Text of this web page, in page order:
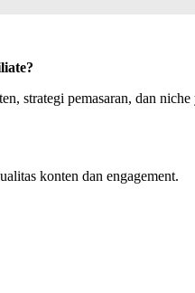
strategi pemasaran, dan
konten dan engagement.